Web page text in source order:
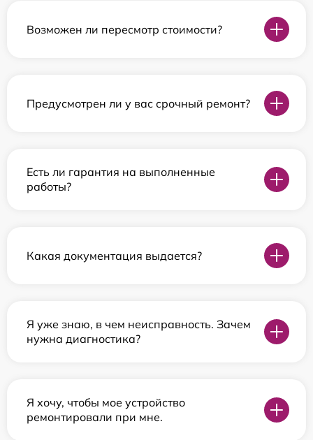
Возможен ли пересмотр стоимости?
Предусмотрен ли у вас срочный ремонт?
Есть ли гарантия на выполненные
работы?
Какая документация выдается?
Я уже знаю, в чем неисправность. Зачем
нужна диагностика?
Я хочу, чтобы мое устройство
ремонтировали при мне.